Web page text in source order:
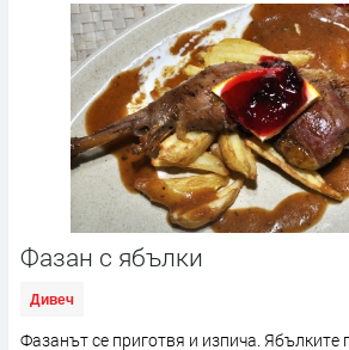
Фазан с ябълки
Дивеч
Фазанът се приготвя и изпича. Ябълките